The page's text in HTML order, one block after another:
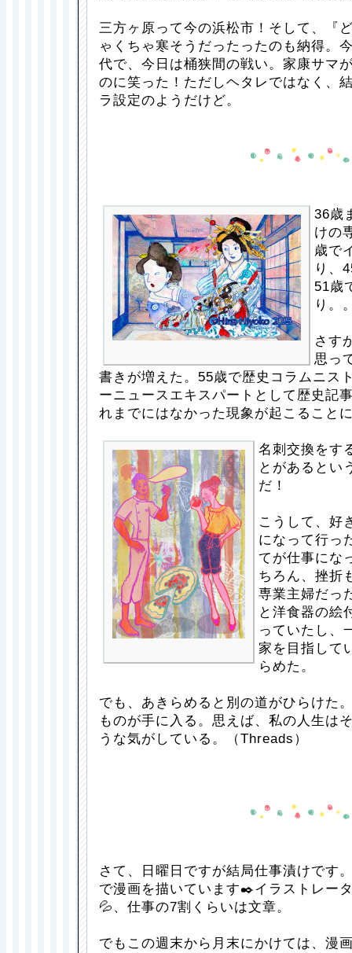
三方ヶ原って今の浜松市！そして、『
ゃくちゃ寒そうだったったのも納得。
代で、今日は桶狭間の戦い。家康サマ
のに笑った！ただしヘタレではなく、
ラ設定のようだけど。
36歳
けの
歳で
り、
51歳
り。
さす
思っ
書きが増えた。55歳で歴史コラムニス
ーニュースエキスパートとして歴史記
れまでにはなかった現象が起こること
名刺交換をす
とがあるとい
だ！
こうして、好
になって行っ
てが仕事にな
ちろん、挫折
専業主婦だっ
と洋食器の絵
っていたし、
家を目指して
らめた。
でも、あきらめると別の道がひらけた
ものが手に入る。思えば、私の人生は
うな気がしている。（Threads）
さて、日曜日ですが結局仕事漬けです
で漫画を描いています✒️イラストレー
💦、仕事の7割くらいは文章。
でもこの週末から月末にかけては、漫